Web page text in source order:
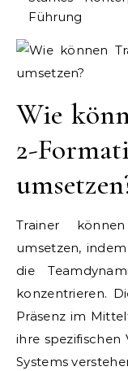
Führung
Wie
2-
Trainer
umsetzen,
die
konzentrieren.
Präsenz im
ihre
Systems